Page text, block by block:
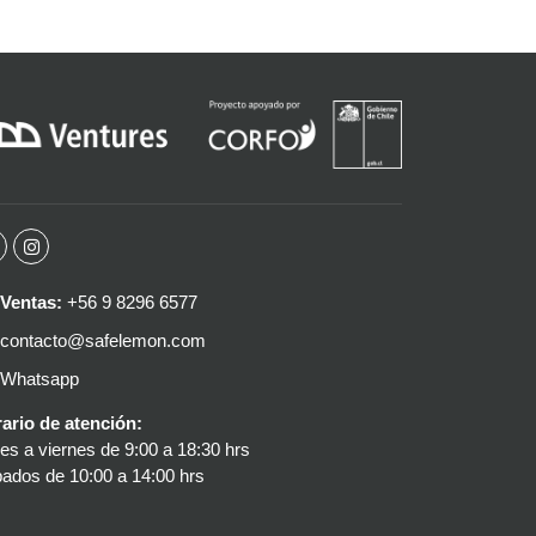
Ventas: +56 9 8296 6577
de atención:
a viernes de 9:00 a 18:30 hrs
de 10:00 a 14:00 hrs